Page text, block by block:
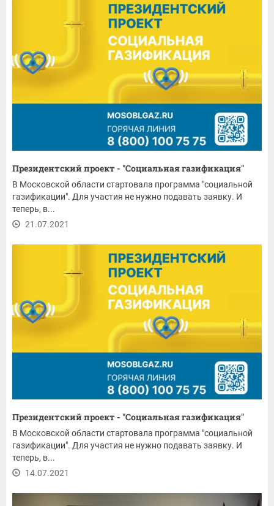
Президентский проект - "Социальная газификация"
В Московской области стартовала программа "социальной
газификации". Для участия не нужно подавать заявку. И
теперь, в...
21.07.2021
Президентский проект - "Социальная газификация"
В Московской области стартовала программа "социальной
газификации". Для участия не нужно подавать заявку. И
теперь, в...
14.07.2021